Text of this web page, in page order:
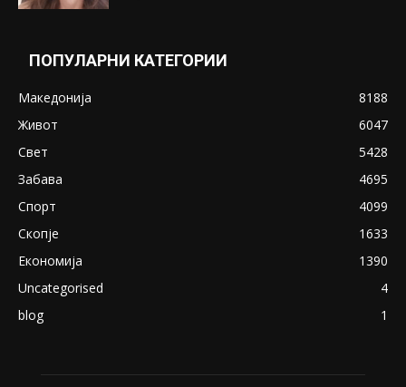
ПОПУЛАРНИ КАТЕГОРИИ
Македонија
8188
Живот
6047
Свет
5428
Забава
4695
Спорт
4099
Скопје
1633
Економија
1390
Uncategorised
4
blog
1